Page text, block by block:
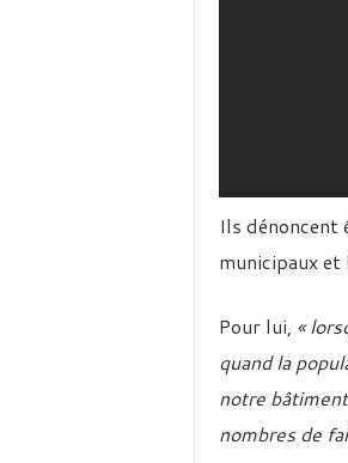
Ils dénoncent
municipaux et
Pour lui, «
quand la
notre
nombres de